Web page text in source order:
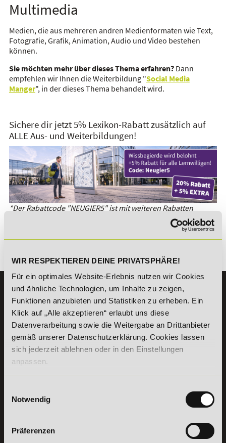
WIR RESPEKTIEREN DEINE PRIVATSPHÄRE!
Für ein optimales Website-Erlebnis nutzen wir Cookies
und ähnliche Technologien, um Inhalte zu zeigen,
Funktionen anzubieten und Statistiken zu erheben. Ein
Klick auf „Alle akzeptieren“ erlaubt uns diese
Datenverarbeitung sowie die Weitergabe an Drittanbieter
gemäß unserer Datenschutzerklärung. Cookies lassen
sich jederzeit ablehnen oder in den Einstellungen
anpassen.
Notwendig
Präferenzen
Multimedia
Medien, die aus mehreren andren Medienformaten wie Text,
Fotografie, Grafik, Animation, Audio und Video bestehen
können.
Sie möchten mehr über dieses Thema erfahren?Dann
empfehlen wir Ihnen die Weiterbildung "Social Media
Manger", in der dieses Thema behandelt wird.
Sichere dir jetzt 5% Lexikon-Rabatt zusätzlich auf
ALLE Aus- und Weiterbildungen!
*Der Rabattcode "NEUGIER5" ist mit weiteren Rabatten
Es gibt keine Einträge mit diesem Anfangsbuchstaben.
KONTAKT
07191 - 22986 - 0
+49 (0) 7191 9513203
DeLSt GmbH - Deutsches eLearning Studieninstitut
Willy-Brandt-Platz 2
71522
Erreichbarkeit:
Samstag: 9:00 - 15:00 Uhr